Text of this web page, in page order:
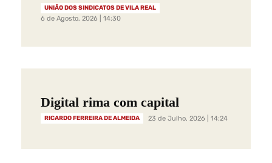
UNIÃO DOS SINDICATOS DE VILA REAL
6 de Agosto, 2026 | 14:30
Digital rima com capital
RICARDO FERREIRA DE ALMEIDA 23 de Julho, 2026 | 14:24